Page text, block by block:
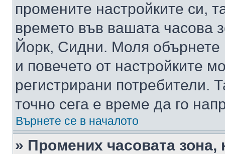
промените настройките си,
времето във вашата
Йорк, Сидни. Моля обърнете
и повечето от настройките
регистрирани потребители.
точно сега е време да го
Върнете се в началото
» Промених часовата